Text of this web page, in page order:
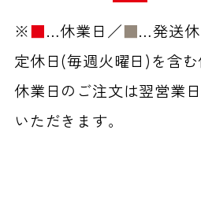
※■…休業日／■…発送休
定休日(毎週火曜日)を含
休業日のご注文は翌営業
いただきます。